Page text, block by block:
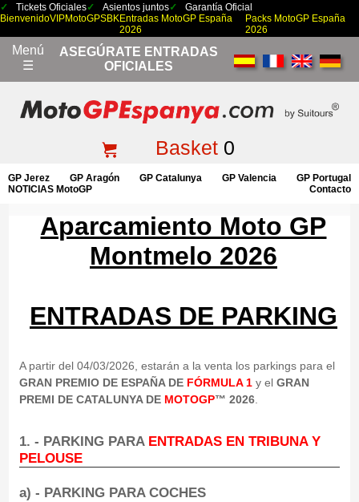
Tickets Oficiales Asientos juntos
Garantía Oficial
BienvenidoVIPMotoGPSBKEntradas MotoGP España
2026
Packs MotoGP España
2026
Menú
☰
ASEGÚRATE ENTRADAS
OFICIALES
Basket0
GP Jerez GP Aragón GP Catalunya GP Valencia
GP Portugal
NOTICIAS MotoGP
Contacto
Aparcamiento Moto GP
Montmelo 2026
ENTRADAS DE PARKING
A partir del 04/03/2026, estarán a la venta los parkings para el
GRAN PREMIO DE ESPAÑA DE FÓRMULA 1 y el GRAN
PREMI DE CATALUNYA DE MOTOGP™ 2026.
1. - PARKING PARA ENTRADAS EN TRIBUNA Y
PELOUSE
a) - PARKING PARA COCHES